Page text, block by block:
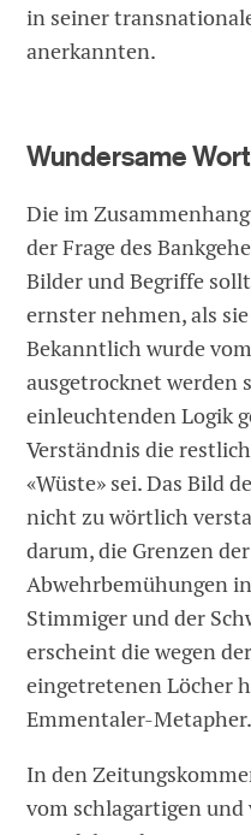
in seiner
anerkannten.
Wundersame
Die im
der Frage des
Bilder und Begriffe
ernster nehmen, als
Bekanntlich wurde
ausgetrocknet werden
einleuchtenden Logik
Verständnis die
«Wüste» sei. Das Bild
nicht zu wörtlich
darum, die Grenzen
Abwehrbemühungen
Stimmiger und der
erscheint die wegen
eingetretenen Löcher
Emmentaler-Metapher.
In den
vom schlagartigen